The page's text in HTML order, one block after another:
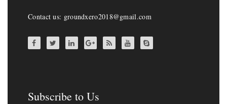
Contact us: groundxero2018@gmail.com
Subscribe to Us